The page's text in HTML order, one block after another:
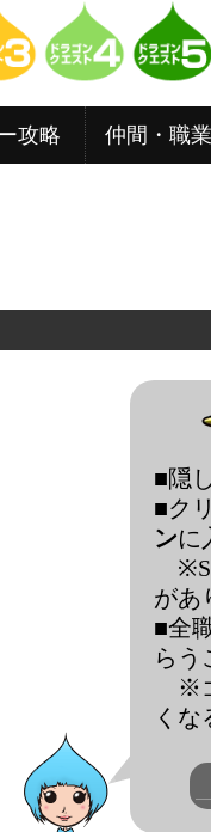
攻略 仲間・職業
■隠
■ク
ンに
※
があ
■全
らう
※
く